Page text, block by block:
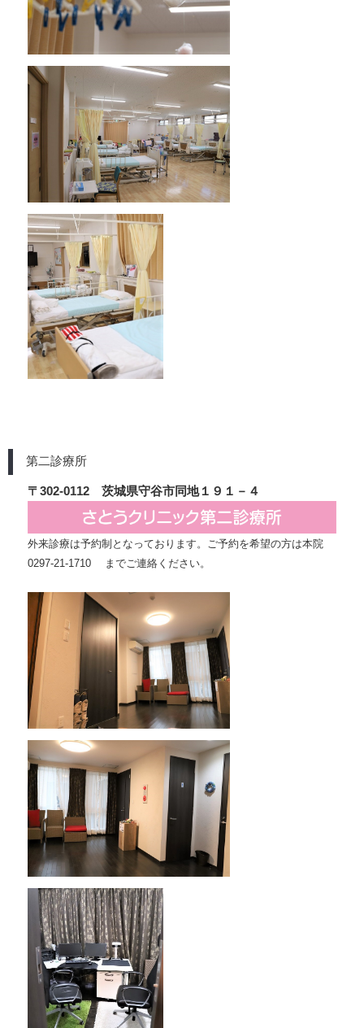
第二診療所
〒302-0112 茨城県守谷市同地１９１－４
外来診療は予約制となっております。ご予約を希望の方は本院
0297-21-1710 までご連絡ください。